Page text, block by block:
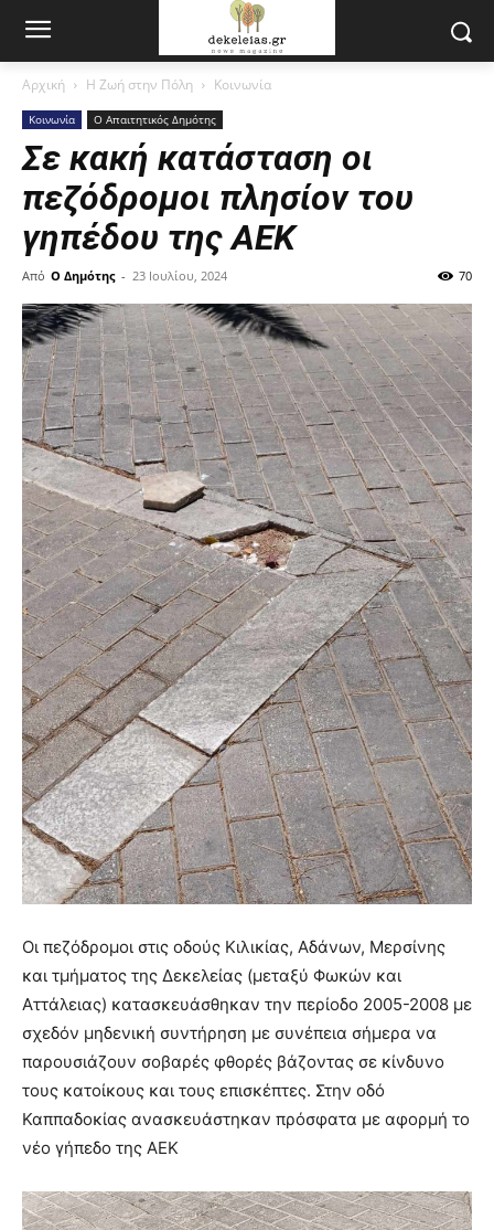
Αρχική Η Ζωή στην Πόλη Κοινωνία
Κοινωνία Ο Απαιτητικός Δημότης
Σε κακή κατάσταση οι
πεζόδρομοι πλησίον του
γηπέδου της ΑΕΚ
Από Ο Δημότης - 23 Ιουλίου, 2024 70
Οι πεζόδρομοι στις οδούς Κιλικίας, Αδάνων, Μερσίνης
και τμήματος της Δεκελείας (μεταξύ Φωκών και
Αττάλειας) κατασκευάσθηκαν την περίοδο 2005-2008 με
σχεδόν μηδενική συντήρηση με συνέπεια σήμερα να
παρουσιάζουν σοβαρές φθορές βάζοντας σε κίνδυνο
τους κατοίκους και τους επισκέπτες. Στην οδό
Καππαδοκίας ανασκευάστηκαν πρόσφατα με αφορμή το
νέο γήπεδο της ΑΕΚ